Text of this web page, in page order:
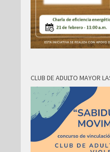
CLUB DE ADULTO MAYOR